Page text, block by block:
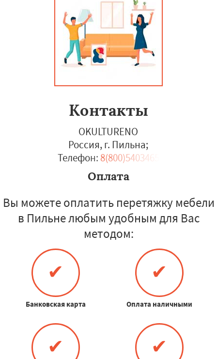
Контакты
OKULTURENO
Россия, г. Пильна;
Телефон: 8(800)5403465
Оплата
Вы можете оплатить перетяжку мебели
в Пильне любым удобным для Вас
методом:
✔
Банковская карта
✔
Оплата наличными
✔ ✔